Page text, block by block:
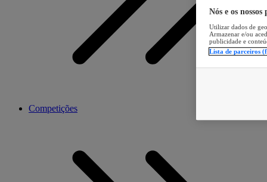
Competições
Nós e os
Utilizar dados de
Armazenar e/ou
publicidade e
Lista de parceiros